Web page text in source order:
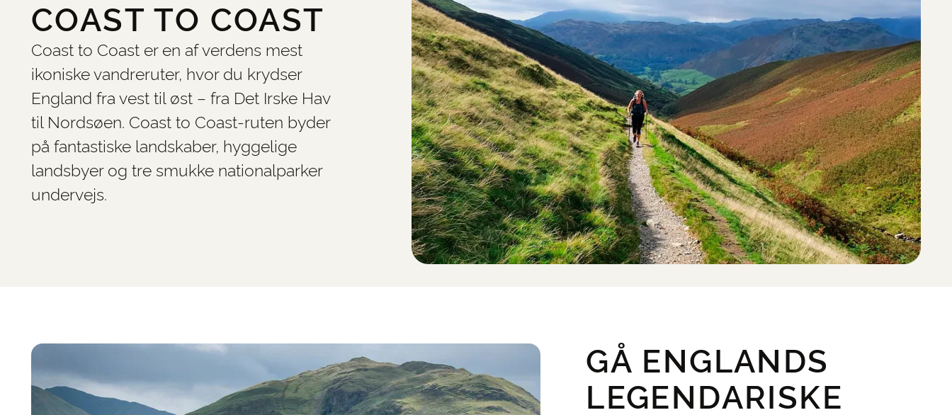
COAST TO COAST
Coast to Coast er en af verdens mest
ikoniske vandreruter, hvor du krydser
England fra vest til øst – fra Det Irske Hav
til Nordsøen. Coast to Coast-ruten byder
på fantastiske landskaber, hyggelige
landsbyer og tre smukke nationalparker
undervejs.
GÅ ENGLANDS
LEGENDARISKE